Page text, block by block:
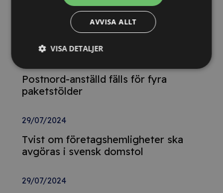
Momsdeklarationer innehöll belopp
från tidigare år – döms för
skattebrott
Postnord-anställd fälls för fyra
paketstölder
29/07/2024
Tvist om företagshemligheter ska
avgöras i svensk domstol
29/07/2024
AVVISA ALLT
VISA DETALJER